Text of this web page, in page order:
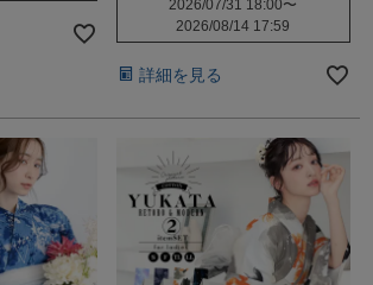
2026/07/31 18:00〜
2026/08/14 17:59
詳細を見る